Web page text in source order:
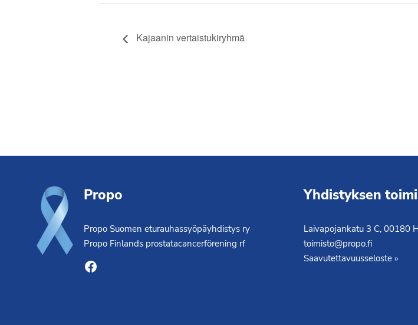
Kajaanin vertaistukiryhmä
Propo
Propo Suomen eturauhassyöpäyhdistys ry
Propo Finlands prostatacancerförening rf
Facebook
Yhdistyksen
Laivapojankatu 3 C, 00180
toimisto@propo.fi
Saavutettavuusseloste »